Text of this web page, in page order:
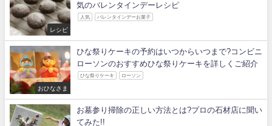
レシピ
気のバレンタインデーレシピ
人気 バレンタインデーお菓子
おひなさま
ひな祭りケーキの予約はいつからいつまで?コンビニ
ローソンのおすすめひな祭りケーキを詳しくご紹介
ひな祭りケーキ ローソン
お墓参り掃除の正しい方法とは?プロの石材店に聞い
てみた!!